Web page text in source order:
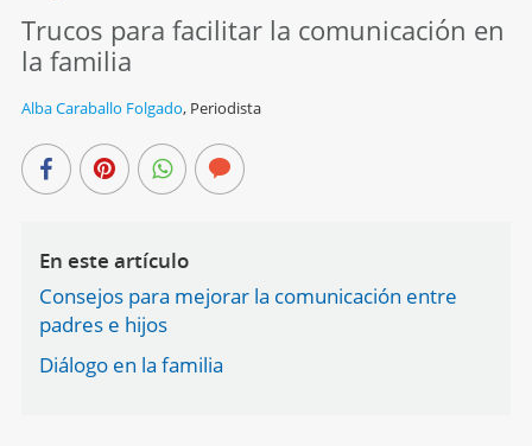
Trucos para facilitar la comunicación en
la familia
Alba Caraballo Folgado, Periodista
En este artículo
Consejos para mejorar la comunicación entre
padres e hijos
Diálogo en la familia